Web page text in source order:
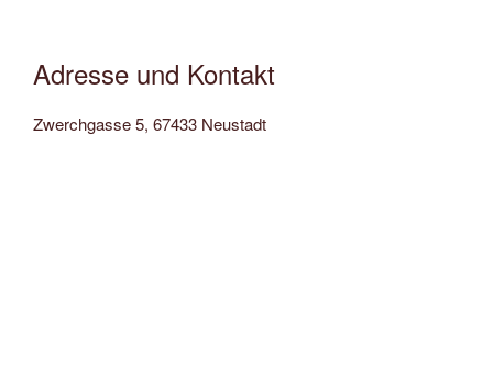
Adresse und Kontakt
Zwerchgasse 5, 67433 Neustadt